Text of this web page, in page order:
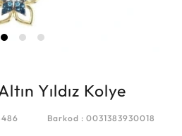
Yıldız Kolye
Barkod : 0031383930018